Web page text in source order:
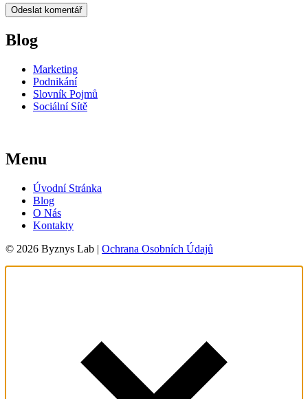
Blog
Marketing
Podnikání
Slovník Pojmů
Sociální Sítě
Menu
Úvodní Stránka
Blog
O Nás
Kontakty
© 2026 Byznys Lab | Ochrana Osobních Údajů